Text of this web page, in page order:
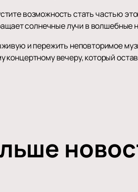
возможность стать частью
солнечные лучи в
и пережить неповторимое
концертному вечеру, который